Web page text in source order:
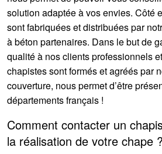
solution adaptée à vos envies. Côté
sont fabriquées et distribuées par
à béton partenaires. Dans le but de
qualité à nos clients professionnels
chapistes sont formés et agréés par
couverture, nous permet d’être
départements français !
Comment contacter un
la réalisation de votre chape ?